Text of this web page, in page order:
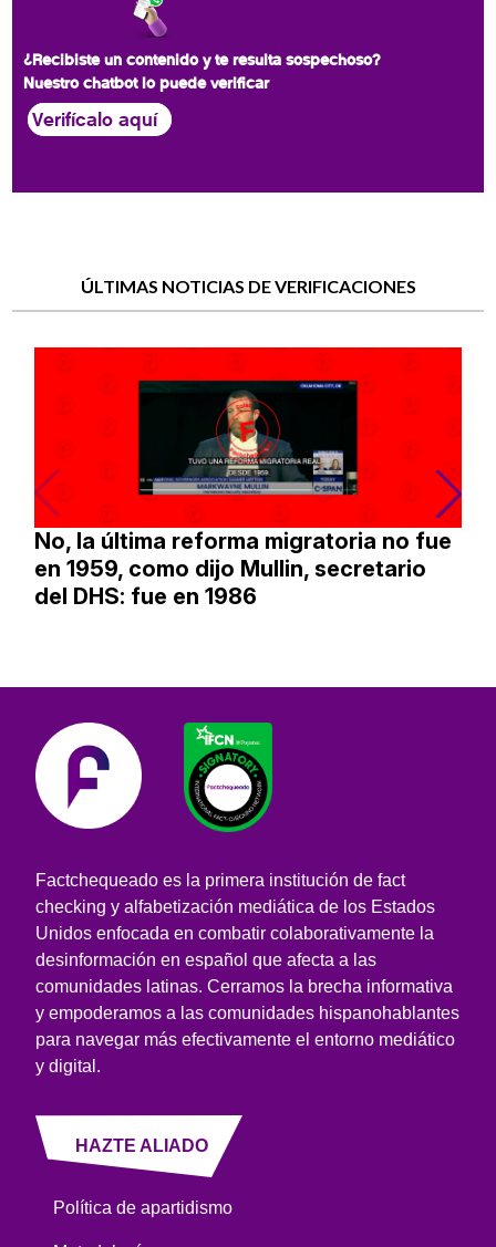
¿Recibiste un contenido y te resulta sospechoso?
Nuestro chatbot lo puede verificar
Verifícalo aquí
ÚLTIMAS NOTICIAS DE VERIFICACIONES
No, la última reforma migratoria no fue
en 1959, como dijo Mullin, secretario
del DHS: fue en 1986
Factchequeado es la primera institución de fact
checking y alfabetización mediática de los Estados
Unidos enfocada en combatir colaborativamente la
desinformación en español que afecta a las
comunidades latinas. Cerramos la brecha informativa
y empoderamos a las comunidades hispanohablantes
para navegar más efectivamente el entorno mediático
y digital.
HAZTE ALIADO
Política de apartidismo